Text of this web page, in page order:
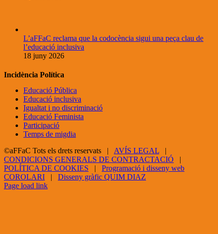
L’aFFaC reclama que la codocència sigui una peça clau de
l’educació inclusiva
18 juny 2026
Incidència Política
Educació Pública
Educació inclusiva
Igualtat i no discriminació
Educació Feminista
Participació
Temps de migdia
©aFFaC Tots els drets reservats | AVÍS LEGAL |
CONDICIONS GENERALS DE CONTRACTACIÓ |
POLÍTICA DE COOKIES | Programació i disseny web
COROLARI | Disseny gràfic QUIM DIAZ
Facebook
X
YouTube
Page load link